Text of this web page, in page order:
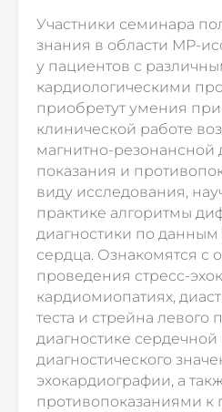
Участники семинара
знания в области МР-
у пациентов с
кардиологическими
приобретут умения
клинической работе
магнитно-резонансной
показания и
виду исследования,
практике алгоритмы
диагностики по
сердца. Ознакомятся с
проведения стресс-
кардиомиопатиях,
теста и стрейна левого
диагностике сердечной
диагностического
эхокардиографии, а
противопоказаниями